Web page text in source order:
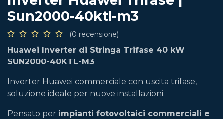
Sun2000-40ktl-m3
(0 recensione)
Huawei Inverter di Stringa Trifase 40 kW
SUN2000-40KTL-M3
Inverter Huawei commerciale con uscita trifase,
soluzione ideale per nuove installazioni.
Pensato per impianti fotovoltaici commerciali e